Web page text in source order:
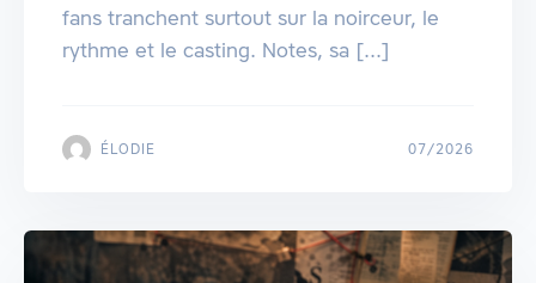
fans tranchent surtout sur la noirceur, le
rythme et le casting. Notes, sa [...]
ÉLODIE 07/2026